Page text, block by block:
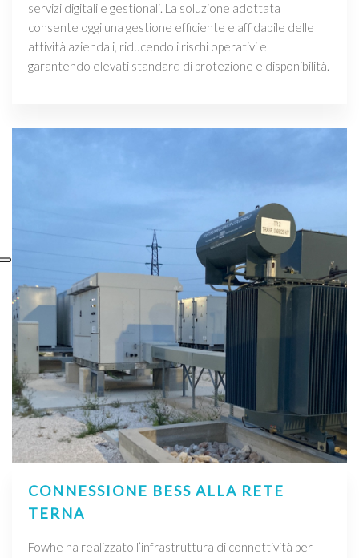
servizi digitali e gestionali. La soluzione adottata
consente oggi una gestione efficiente e affidabile delle
attività aziendali, riducendo i rischi operativi e
garantendo elevati standard di protezione e disponibilità.
CONNESSIONE BESS ALLA RETE
TERNA
Fowhe ha realizzato l’infrastruttura di connettività per